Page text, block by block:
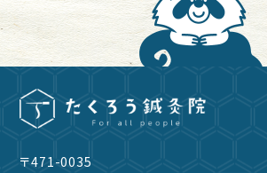
〒471-0035